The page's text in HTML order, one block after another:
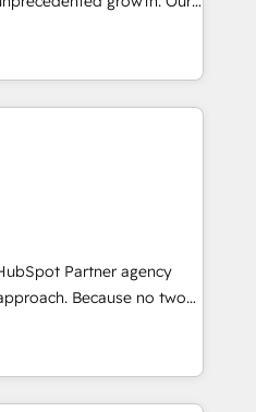
to empower your teams
that generate
enhancing your growth,
Unlike conventional
deep into the
business, ensuring that
is well-oiled and
HubSpot, we bring a
to the table.
to your business's unique
approach that aligns
Partner agency
Because no two
Quattro offer a
client. Services include
sales enablement, CRM
Enterprise level